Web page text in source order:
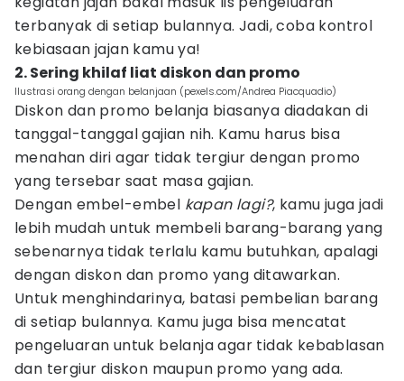
terbanyak di setiap bulannya. Jadi, coba kontrol
kebiasaan jajan kamu ya!
2. Sering khilaf liat diskon dan promo
Ilustrasi orang dengan belanjaan (pexels.com/Andrea Piacquadio)
Diskon dan promo belanja biasanya diadakan di
tanggal-tanggal gajian nih. Kamu harus bisa
menahan diri agar tidak tergiur dengan promo
yang tersebar saat masa gajian.
Dengan embel-embel kapan lagi?, kamu juga jadi
lebih mudah untuk membeli barang-barang yang
sebenarnya tidak terlalu kamu butuhkan, apalagi
dengan diskon dan promo yang ditawarkan.
Untuk menghindarinya, batasi pembelian barang
di setiap bulannya. Kamu juga bisa mencatat
pengeluaran untuk belanja agar tidak kebablasan
dan tergiur diskon maupun promo yang ada.